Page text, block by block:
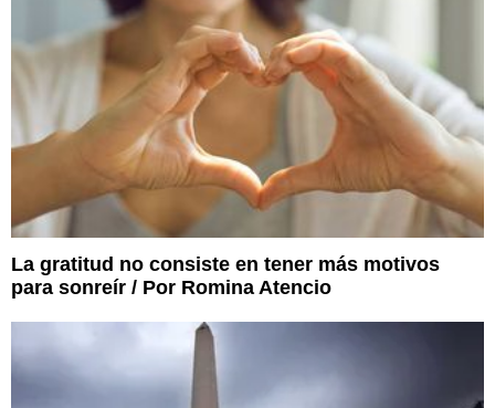
La gratitud no consiste en tener más motivos
para sonreír / Por Romina Atencio